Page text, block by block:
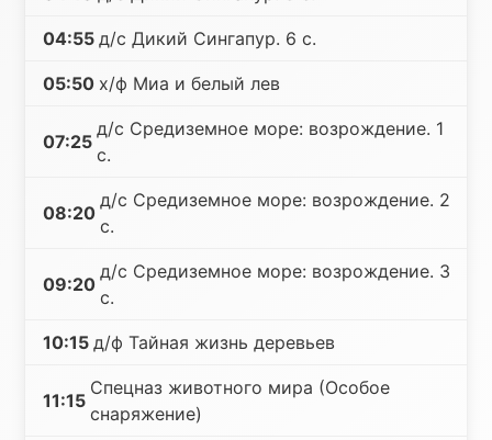
04:55 д/с Дикий Сингапур. 6 с.
05:50 х/ф Миа и белый лев
07:25
д/с Средиземное море: возрождение. 1
с.
08:20
д/с Средиземное море: возрождение. 2
с.
09:20
д/с Средиземное море: возрождение. 3
с.
10:15 д/ф Тайная жизнь деревьев
11:15
Спецназ животного мира (Особое
снаряжение)